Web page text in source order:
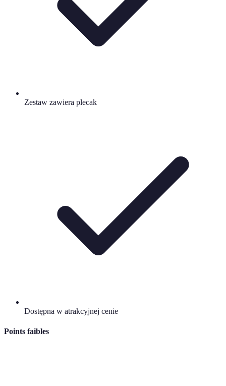
Zestaw zawiera plecak
Dostępna w atrakcyjnej cenie
Points faibles